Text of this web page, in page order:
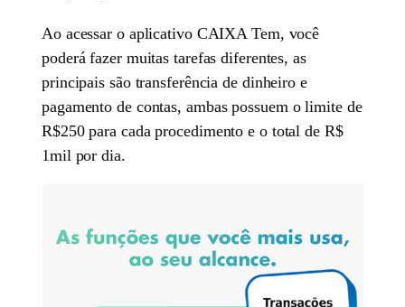
Ao acessar o aplicativo CAIXA Tem, você
poderá fazer muitas tarefas diferentes, as
principais são transferência de dinheiro e
pagamento de contas, ambas possuem o limite de
R$250 para cada procedimento e o total de R$
1mil por dia.